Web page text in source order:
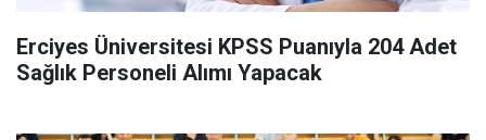
Erciyes Üniversitesi KPSS Puanıyla 204 Adet
Sağlık Personeli Alımı Yapacak